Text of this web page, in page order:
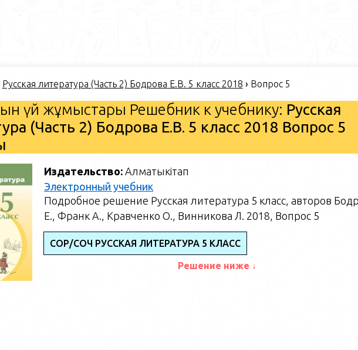
Русская литература (Часть 2) Бодрова Е.В. 5 класс 2018 › Вопрос 5
үй жұмыстары Решебник к учебнику: Русская
(Часть 2) Бодрова Е.В. 5 класс 2018 Вопрос 5
Издательство:Алматыкітап
Электронный учебник
Подробное решение Русская литература 5 класс, авторов
Е., Франк А., Кравченко О., Винникова Л. 2018, Вопрос 5
СОР/СОЧ РУССКАЯ ЛИТЕРАТУРА 5 КЛАСС
Решение ниже ↓